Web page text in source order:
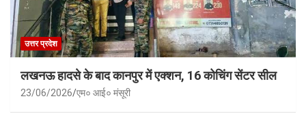
उत्तर प्रदेश
लखनऊ हादसे के बाद कानपुर में एक्शन, 16 कोचिंग सेंटर सील
23/06/2026 एम० आई० मंसूरी